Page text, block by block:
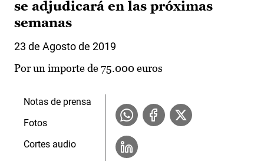
se adjudicará en las próximas
semanas
23 de Agosto de 2019
Por un importe de 75.000 euros
Notas de prensa
Fotos
Cortes audio